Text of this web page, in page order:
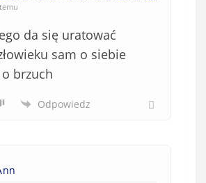
da się uratować
sam o siebie
brzuch
Odpowiedz